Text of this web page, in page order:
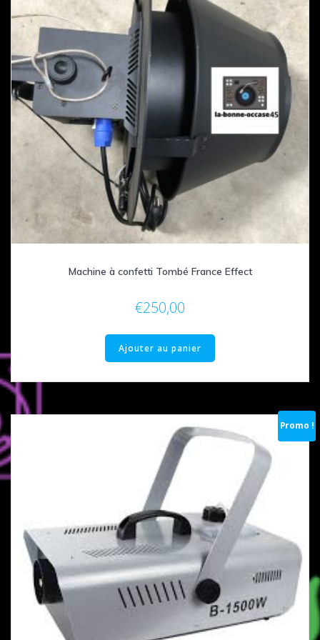
Machine à confetti Tombé France Effect
€250,00
Ajouter au panier
Promo !